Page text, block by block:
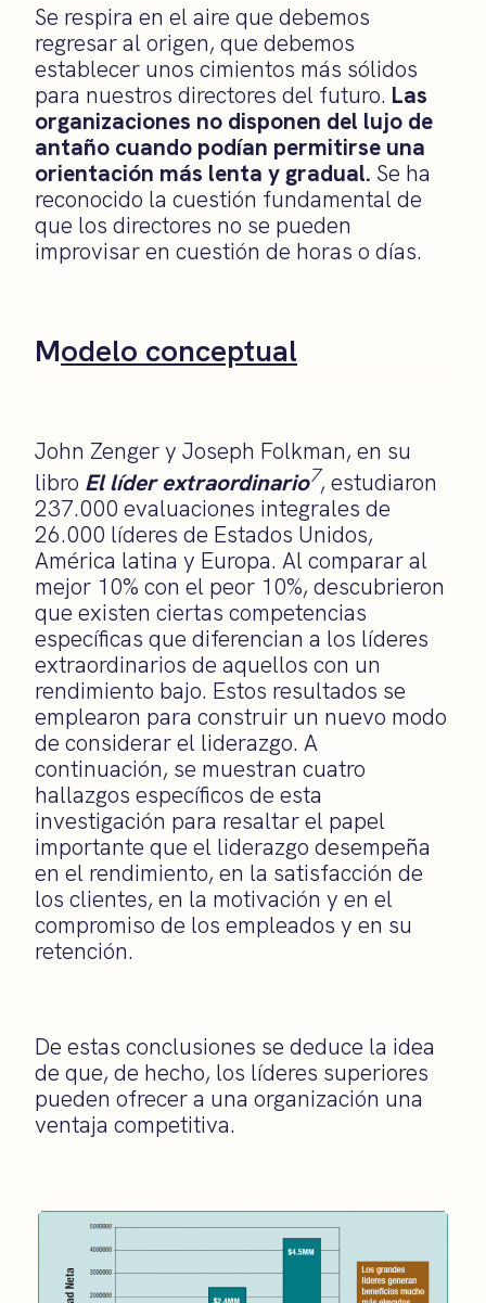
Se respira en el aire que debemos
regresar al origen, que debemos
establecer unos cimientos más sólidos
para nuestros directores del futuro. Las
organizaciones no disponen del lujo de
antaño cuando podían permitirse una
orientación más lenta y gradual. Se ha
reconocido la cuestión fundamental de
que los directores no se pueden
improvisar en cuestión de horas o días.
Modelo conceptual
John Zenger y Joseph Folkman, en su
libro El líder extraordinario7, estudiaron
237.000 evaluaciones integrales de
26.000 líderes de Estados Unidos,
América latina y Europa. Al comparar al
mejor 10% con el peor 10%, descubrieron
que existen ciertas competencias
específicas que diferencian a los líderes
extraordinarios de aquellos con un
rendimiento bajo. Estos resultados se
emplearon para construir un nuevo modo
de considerar el liderazgo. A
continuación, se muestran cuatro
hallazgos específicos de esta
investigación para resaltar el papel
importante que el liderazgo desempeña
en el rendimiento, en la satisfacción de
los clientes, en la motivación y en el
compromiso de los empleados y en su
retención.
De estas conclusiones se deduce la idea
de que, de hecho, los líderes superiores
pueden ofrecer a una organización una
ventaja competitiva.